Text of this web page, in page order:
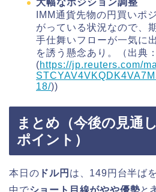
IMM通貨先物の円買いポ
がっている状況なので、
手仕舞いフローが一気に
を誘う懸念あり。（出典
(https://jp.reuters.com/
18/))
まとめ（今後の見通
ポイント）
本日の ドル円 は、149円台半ば
中でショート目線がやや優勢と